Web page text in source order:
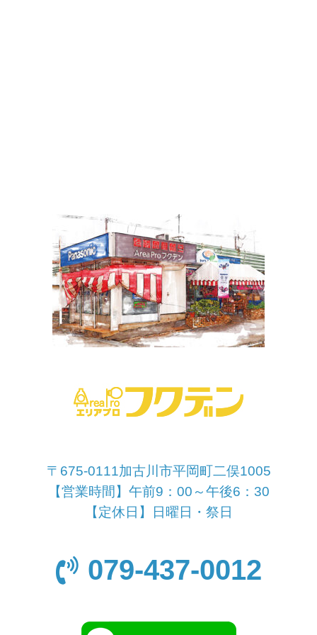
〒675-0111加古川市平岡町二俣1005
【営業時間】午前9：00～午後6：30
【定休日】日曜日・祭日
079-437-0012